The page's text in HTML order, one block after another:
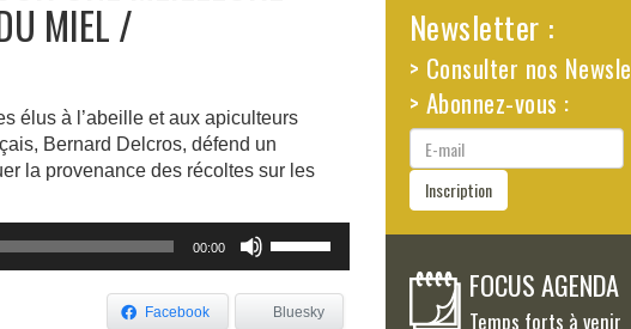
MIEL
élus à l’abeille et aux apiculteurs
Bernard Delcros, défend un
la provenance des récoltes sur les
00:00
haut/bas
Facebook Bluesky
Newsletter :
> Consulter nos
> Abonnez-vous :
E-
mail
Inscription
FOCUS AGENDA
Temps forts à venir